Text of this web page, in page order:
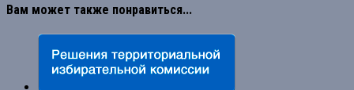
Вам может также понравиться...